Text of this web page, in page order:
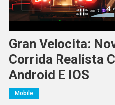
Gran Velocita:
Corrida Realista
Android E IOS
Mobile